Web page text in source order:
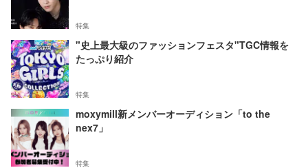
特集
"史上最大級のファッションフェスタ"TGC情報を
たっぷり紹介
特集
moxymill新メンバーオーディション「to the
nex7」
特集